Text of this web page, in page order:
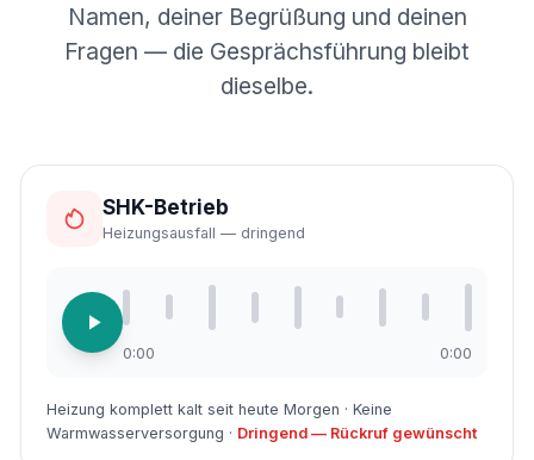
Namen, deiner Begrüßung und deinen
Fragen — die Gesprächsführung bleibt
dieselbe.
SHK-Betrieb
Heizungsausfall — dringend
0:00 0:00
Heizung komplett kalt seit heute Morgen · Keine
Warmwasserversorgung · Dringend — Rückruf gewünscht